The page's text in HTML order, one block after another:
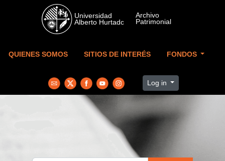
Skip to main content
QUIENES SOMOS SITIOS DE INTERÉS FONDOS
Log in